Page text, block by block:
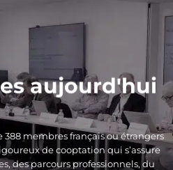
aujourd'hui
388 membres français ou étrangers
de cooptation qui s’assure
des parcours professionnels, du